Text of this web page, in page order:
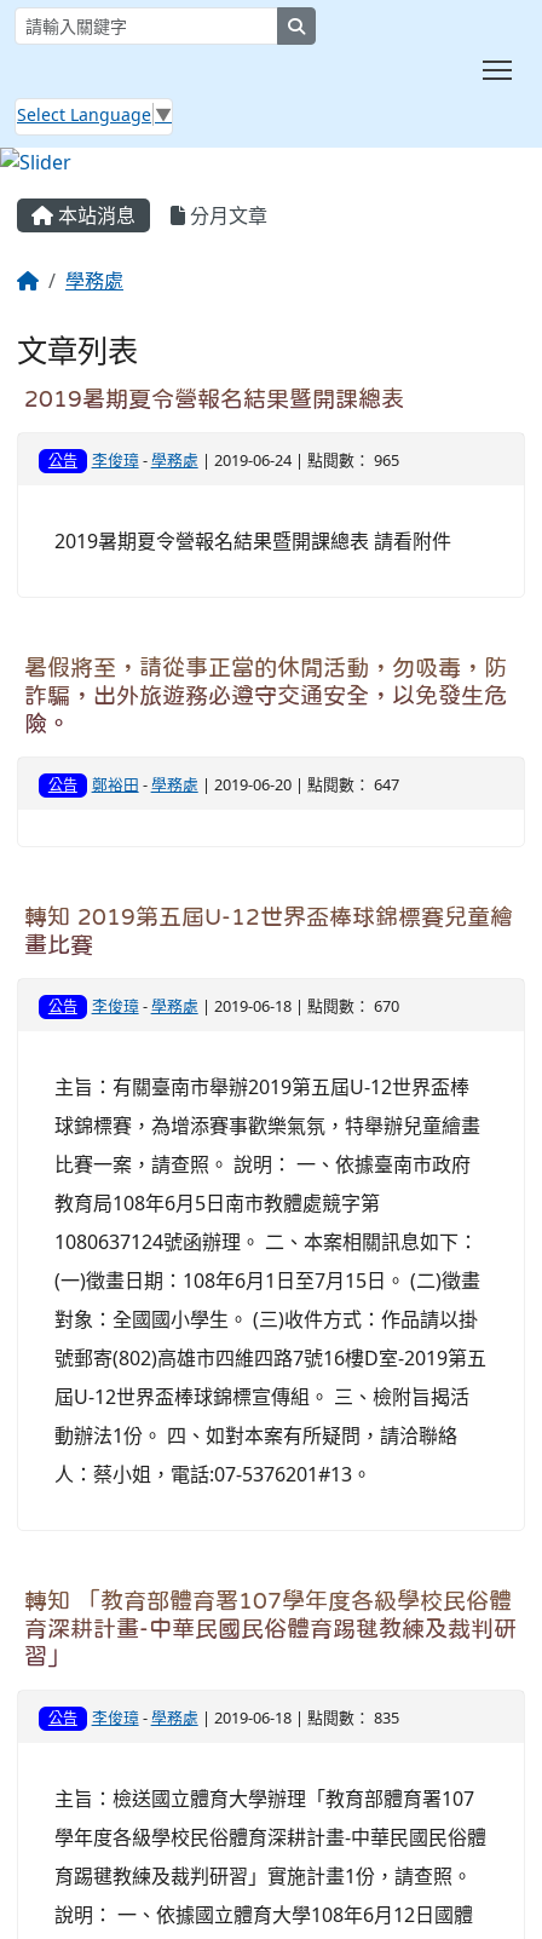
Select Language ▼
本站消息 分月文章
學務處
文章列表
2019暑期夏令營報名結果暨開課總表
公告 李俊璋-學務處 | 2019-06-24 | 點閱數： 965
2019暑期夏令營報名結果暨開課總表 請看附件
暑假將至，請從事正當的休閒活動，勿吸毒，防
詐騙，出外旅遊務必遵守交通安全，以免發生危
險。
公告 鄭裕田 -學務處 | 2019-06-20 | 點閱數： 647
轉知 2019第五屆U-12世界盃棒球錦標賽兒童繪
畫比賽
公告 李俊璋-學務處 | 2019-06-18 | 點閱數： 670
主旨：有關臺南市舉辦2019第五屆U-12世界盃棒
球錦標賽，為增添賽事歡樂氣氛，特舉辦兒童繪畫
比賽一案，請查照。 說明： 一、依據臺南市政府
教育局108年6月5日南市教體處競字第
1080637124號函辦理。 二、本案相關訊息如下：
(一)徵畫日期：108年6月1日至7月15日。 (二)徵畫
對象：全國國小學生。 (三)收件方式：作品請以掛
號郵寄(802)高雄市四維四路7號16樓D室-2019第五
屆U-12世界盃棒球錦標宣傳組。 三、檢附旨揭活
動辦法1份。 四、如對本案有所疑問，請洽聯絡
人：蔡小姐，電話:07-5376201#13。
轉知 「教育部體育署107學年度各級學校民俗體
育深耕計畫-中華民國民俗體育踢毽教練及裁判研
習」
公告 李俊璋-學務處 | 2019-06-18 | 點閱數： 835
主旨：檢送國立體育大學辦理「教育部體育署107
學年度各級學校民俗體育深耕計畫-中華民國民俗體
育踢毽教練及裁判研習」實施計畫1份，請查照。
說明： 一、依據國立體育大學108年6月12日國體